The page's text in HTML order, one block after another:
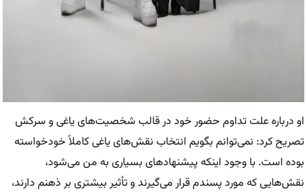
او درباره علت تداوم حضور خود در قالب شخصیت‌های یاغی و سرکش
تصریح کرد: نمی‌توانم بگویم انتخاب نقش‌های یاغی کاملاً خودخواسته
بوده است. با وجود اینکه پیشنهادهای بسیاری به من می‌شود،
نقش‌هایی که مورد پسندم قرار می‌گیرند و تأثیر بیشتری بر ذهنم دارند،